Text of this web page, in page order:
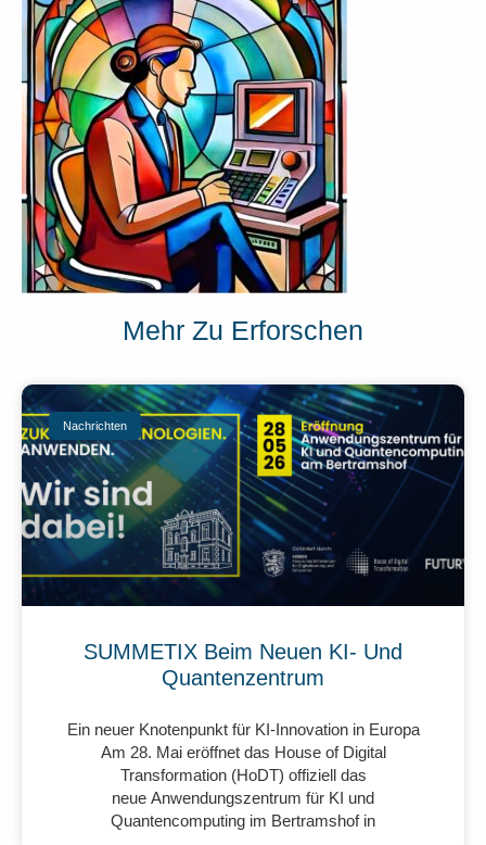
Mehr Zu Erforschen
Nachrichten
SUMMETIX Beim Neuen KI- Und
Quantenzentrum
Ein neuer Knotenpunkt für KI-Innovation in Europa
Am 28. Mai eröffnet das House of Digital
Transformation (HoDT) offiziell das
neue Anwendungszentrum für KI und
Quantencomputing im Bertramshof in